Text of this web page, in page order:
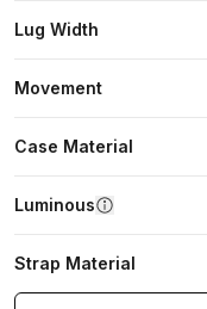
Lug Width
Movement
Case Material
Luminous
Strap Material